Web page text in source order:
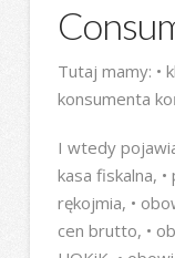
Tutaj mamy: •
konsumenta
I wtedy
kasa fiskalna,
rękojmia, •
cen brutto, •